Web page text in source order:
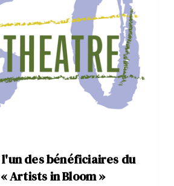
des bénéficiaires du
Artists in Bloom »